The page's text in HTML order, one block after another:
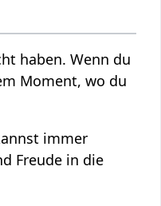
haben. Wenn du
Moment, wo du
immer
Freude in die